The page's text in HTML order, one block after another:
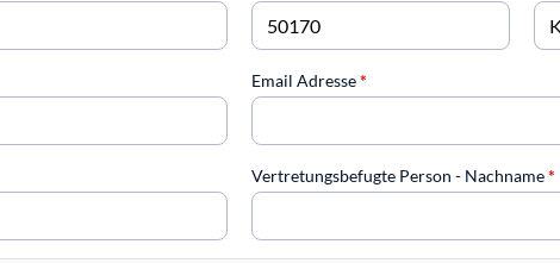
Email Adresse*
Vertretungsbefugte Person - Nachname*